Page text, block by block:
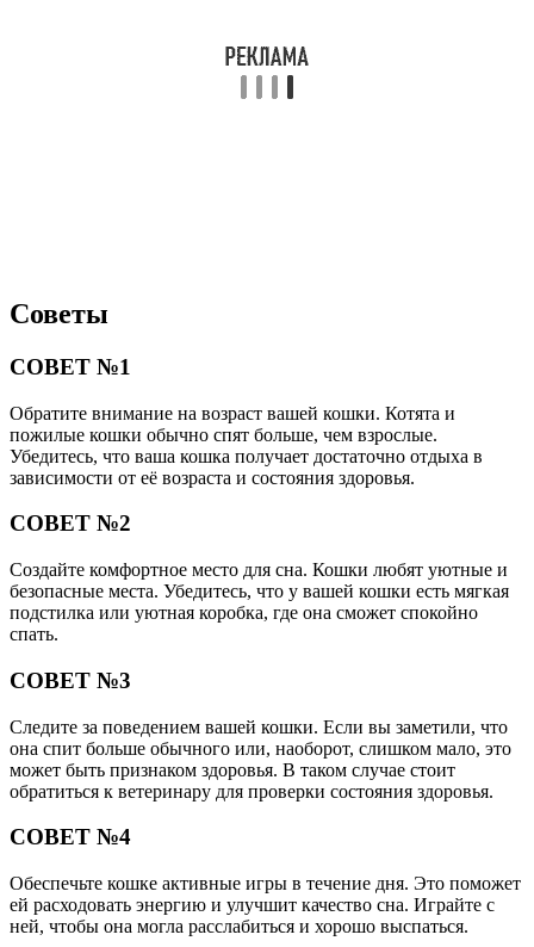
Советы
СОВЕТ №1
Обратите внимание на возраст вашей кошки. Котята и
пожилые кошки обычно спят больше, чем взрослые.
Убедитесь, что ваша кошка получает достаточно отдыха в
зависимости от её возраста и состояния здоровья.
СОВЕТ №2
Создайте комфортное место для сна. Кошки любят уютные и
безопасные места. Убедитесь, что у вашей кошки есть мягкая
подстилка или уютная коробка, где она сможет спокойно
спать.
СОВЕТ №3
Следите за поведением вашей кошки. Если вы заметили, что
она спит больше обычного или, наоборот, слишком мало, это
может быть признаком здоровья. В таком случае стоит
обратиться к ветеринару для проверки состояния здоровья.
СОВЕТ №4
Обеспечьте кошке активные игры в течение дня. Это поможет
ей расходовать энергию и улучшит качество сна. Играйте с
ней, чтобы она могла расслабиться и хорошо выспаться.